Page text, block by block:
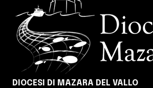
DIOCESI DI MAZARA DEL VALLO